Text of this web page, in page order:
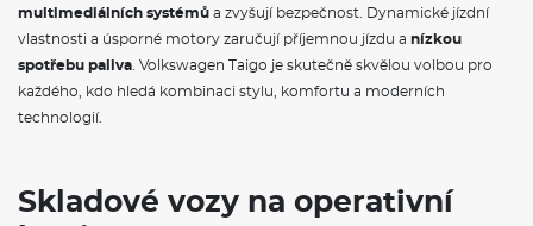
centrálním airbagem mezi sedadly řidiče a spolujezdce,
Centrální zamykání s dálkovým ovládáním, bez funkce
airbagy řidiče a spolujezdce, možnost deaktivace u
spolujezdce, Elektrické ovládání oken, Elektronický imobilizér,
Elektronický stabilizační systém ESP, včetně ABS, ASR, EDL,
zadní světla, Longlife režim, prodloužený servisní interval na
multimediálních systémů a zvyšují bezpečnost. Dynamické jízdní
vlastnosti a úsporné motory zaručují příjemnou jízdu a nízkou
spotřebu paliva . Volkswagen Taigo je skutečně skvělou volbou pro
každého, kdo hledá kombinaci stylu, komfortu a moderních
technologií.
Skladové vozy na operativní